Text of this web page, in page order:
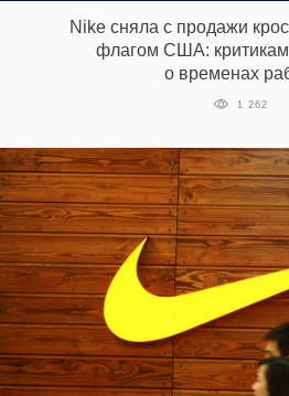
Nike сняла с продажи
флагом США:
о временах
1 262